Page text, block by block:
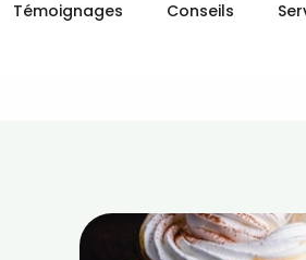
Témoignages Conseils